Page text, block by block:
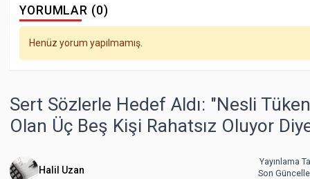
YORUMLAR (0)
Henüz yorum yapılmamış.
Sert Sözlerle Hedef Aldı: "Nesli
Olan Üç Beş Kişi Rahatsız Oluyor
Halil Uzan
Yayınlama
Son